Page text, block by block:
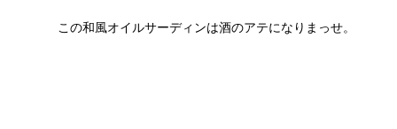
この和風オイルサーディンは酒のアテになりまっせ。